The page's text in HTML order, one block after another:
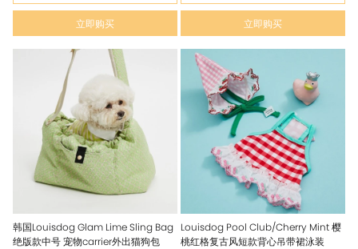
立即购买 立即购买
韩国Louisdog Glam Lime Sling Bag
绝版款中号 宠物carrier外出猫狗包
Louisdog Pool Club/Cherry Mint 樱
桃红格复古风短款背心吊带裙泳装